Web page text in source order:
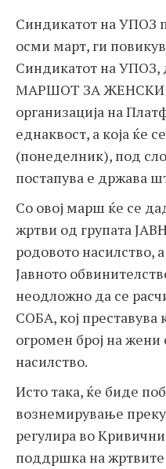
Синдикатот на УПОЗ
осми март, ги
Синдикатот на УПОЗ,
МАРШОТ ЗА ЖЕНСКИ
организација на
еднаквост, а која ќе
(понеделник), под
постапува е држава
Со овој марш ќе се
жртви од групата
родовото насилство,
Јавното
неодложно да се
СОБА, кој преставува
огромен број на
насилство.
Исто така, ќе биде
вознемирување
регулира во
поддршка на жртвите